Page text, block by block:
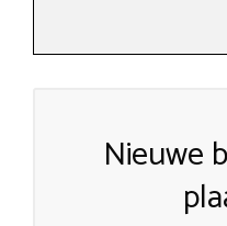
Nieuwe